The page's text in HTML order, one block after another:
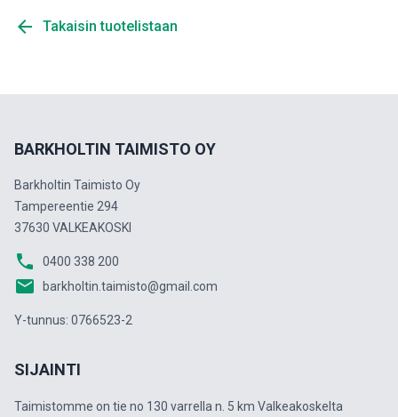
arrow_back Takaisin tuotelistaan
BARKHOLTIN TAIMISTO OY
Barkholtin Taimisto Oy
Tampereentie 294
37630 VALKEAKOSKI
phone 0400 338 200
email barkholtin.taimisto@gmail.com
Y-tunnus: 0766523-2
SIJAINTI
Taimistomme on tie no 130 varrella n. 5 km Valkeakoskelta